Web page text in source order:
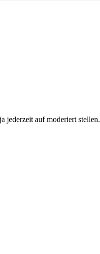
jederzeit auf moderiert stellen.